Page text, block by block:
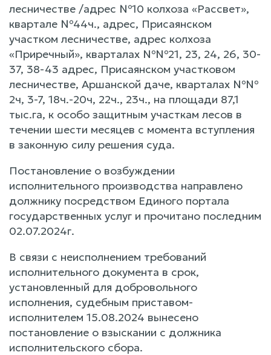
лесничестве /адрес №10 колхоза «Рассвет»,
квартале №44ч., адрес, Присаянском
участком лесничестве, адрес колхоза
«Приречный», кварталах №№21, 23, 24, 26, 30-
37, 38-43 адрес, Присаянском участковом
лесничестве, Аршанской даче, кварталах №№
2ч, 3-7, 18ч.-20ч, 22ч., 23ч., на площади 87,1
тыс.га, к особо защитным участкам лесов в
течении шести месяцев с момента вступления
в законную силу решения суда.
Постановление о возбуждении
исполнительного производства направлено
должнику посредством Единого портала
государственных услуг и прочитано последним
02.07.2024г.
В связи с неисполнением требований
исполнительного документа в срок,
установленный для добровольного
исполнения, судебным приставом-
исполнителем 15.08.2024 вынесено
постановление о взыскании с должника
исполнительского сбора.